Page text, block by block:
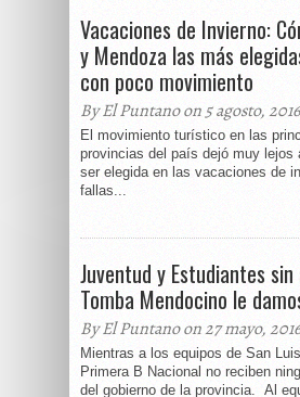
Vacaciones de Invierno:
y Mendoza las más
con poco movimiento
By El Puntano on 5 agosto, 2016
El movimiento turístico en las
provincias del país dejó muy lejos
ser elegida en las vacaciones de
fallas...
Juventud y Estudiantes sin
Tomba Mendocino le
By El Puntano on 27 mayo, 2016
Mientras a los equipos de San
Primera B Nacional no reciben
del gobierno de la provincia. Al